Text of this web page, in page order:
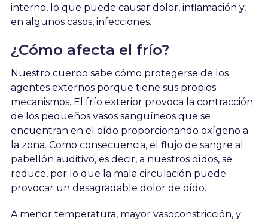
interno, lo que puede causar dolor, inflamación y,
en algunos casos, infecciones.
¿Cómo afecta el frío?
Nuestro cuerpo sabe cómo protegerse de los
agentes externos porque tiene sus propios
mecanismos. El frío exterior provoca la contracción
de los pequeños vasos sanguíneos que se
encuentran en el oído proporcionando oxígeno a
la zona. Como consecuencia, el flujo de sangre al
pabellón auditivo, es decir, a nuestros oídos, se
reduce, por lo que la mala circulación puede
provocar un desagradable dolor de oído.
A menor temperatura, mayor vasoconstricción, y